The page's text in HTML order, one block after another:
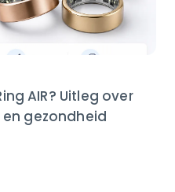
AIR? Uitleg over
gezondheid